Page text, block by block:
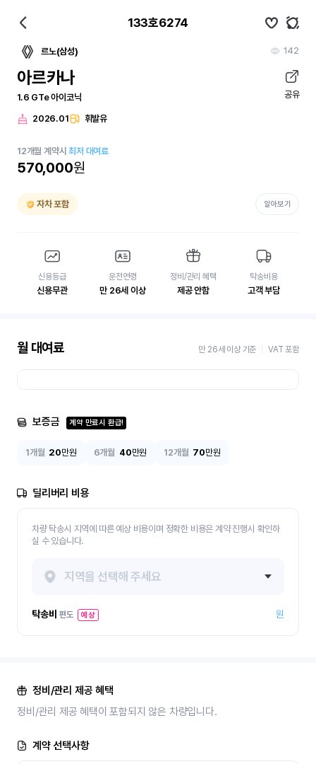
133호6274
르노(삼성) 142
아르카나
1.6 GTe 아이코닉 공유
2026.01 휘발유
12개월 계약시최저 대여료
570,000원
자차 포함 알아보기
신용등급
신용무관
운전연령
만 26세 이상
정비/관리 혜택
제공 안함
탁송비용
고객 부담
월 대여료 만 26세 이상 기준 VAT 포함
보증금 계약 만료시 환급!
1개월 20만원 6개월 40만원 12개월 70만원
딜리버리 비용
차량 탁송시 지역에 따른 예상 비용이며 정확한 비용은 계약 진행시 확인하
실 수 있습니다.
지역을 선택해 주세요
탁송비 편도 예상 원
정비/관리 제공 혜택
정비/관리 제공 혜택이 포함되지 않은 차량입니다.
계약 선택사항